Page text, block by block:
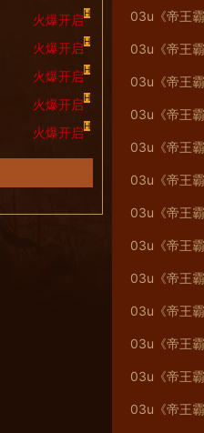
火爆开启H
火爆开启H
火爆开启H
火爆开启H
火爆开启H
03u《帝王
03u《帝王
03u《帝王
03u《帝王
03u《帝王
03u《帝王
03u《帝王
03u《帝王
03u《帝王
03u《帝王
03u《帝王
03u《帝王
03u《帝王